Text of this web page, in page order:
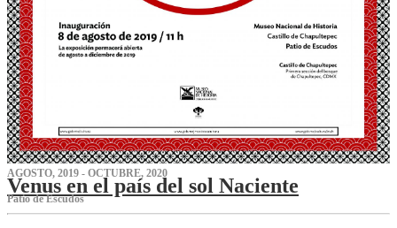
AGOSTO, 2019 - OCTUBRE, 2020
Venus en el país del sol Naciente
P‌atio de Escudos